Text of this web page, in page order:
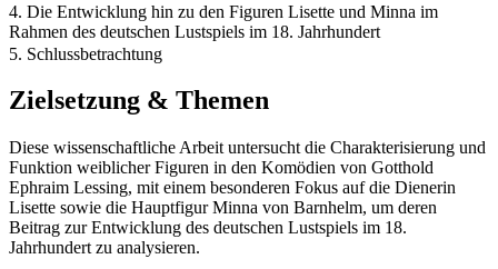
4. Die Entwicklung hin zu den Figuren Lisette und Minna im
Rahmen des deutschen Lustspiels im 18. Jahrhundert
5. Schlussbetrachtung
Zielsetzung & Themen
Diese wissenschaftliche Arbeit untersucht die Charakterisierung und
Funktion weiblicher Figuren in den Komödien von Gotthold
Ephraim Lessing, mit einem besonderen Fokus auf die Dienerin
Lisette sowie die Hauptfigur Minna von Barnhelm, um deren
Beitrag zur Entwicklung des deutschen Lustspiels im 18.
Jahrhundert zu analysieren.